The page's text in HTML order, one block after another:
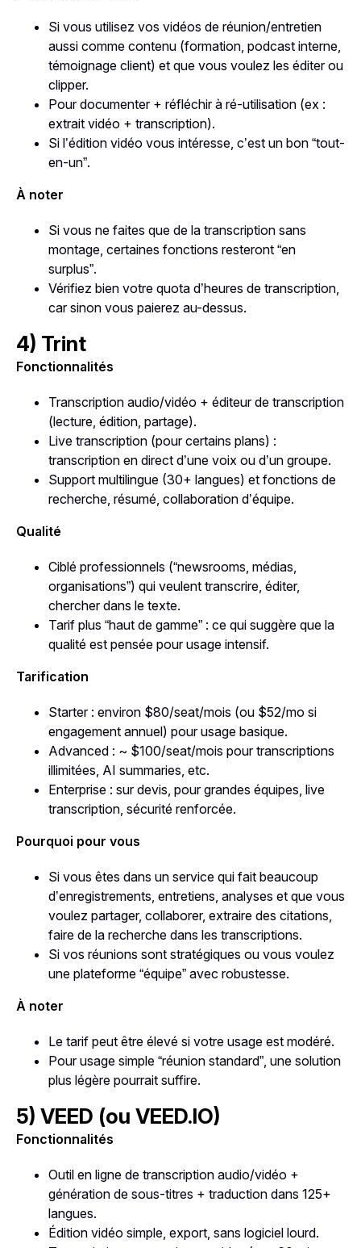
Si vous utilisez vos vidéos de réunion/entretien
aussi comme contenu (formation, podcast interne,
témoignage client) et que vous voulez les éditer ou
clipper.
Pour documenter + réfléchir à ré-utilisation (ex :
extrait vidéo + transcription).
Si l’édition vidéo vous intéresse, c’est un bon “tout-
en-un”.
À noter
Si vous ne faites que de la transcription sans
montage, certaines fonctions resteront “en
surplus”.
Vérifiez bien votre quota d’heures de transcription,
car sinon vous paierez au-dessus.
4) Trint
Fonctionnalités
Transcription audio/vidéo + éditeur de transcription
(lecture, édition, partage).
Live transcription (pour certains plans) :
transcription en direct d’une voix ou d’un groupe.
Support multilingue (30+ langues) et fonctions de
recherche, résumé, collaboration d’équipe.
Qualité
Ciblé professionnels (“newsrooms, médias,
organisations”) qui veulent transcrire, éditer,
chercher dans le texte.
Tarif plus “haut de gamme” : ce qui suggère que la
qualité est pensée pour usage intensif.
Tarification
Starter : environ $80/seat/mois (ou $52/mo si
engagement annuel) pour usage basique.
Advanced : ~ $100/seat/mois pour transcriptions
illimitées, AI summaries, etc.
Enterprise : sur devis, pour grandes équipes, live
transcription, sécurité renforcée.
Pourquoi pour vous
Si vous êtes dans un service qui fait beaucoup
d’enregistrements, entretiens, analyses et que vous
voulez partager, collaborer, extraire des citations,
faire de la recherche dans les transcriptions.
Si vos réunions sont stratégiques ou vous voulez
une plateforme “équipe” avec robustesse.
À noter
Le tarif peut être élevé si votre usage est modéré.
Pour usage simple “réunion standard”, une solution
plus légère pourrait suffire.
5) VEED (ou VEED.IO)
Fonctionnalités
Outil en ligne de transcription audio/vidéo +
génération de sous-titres + traduction dans 125+
langues.
Édition vidéo simple, export, sans logiciel lourd.